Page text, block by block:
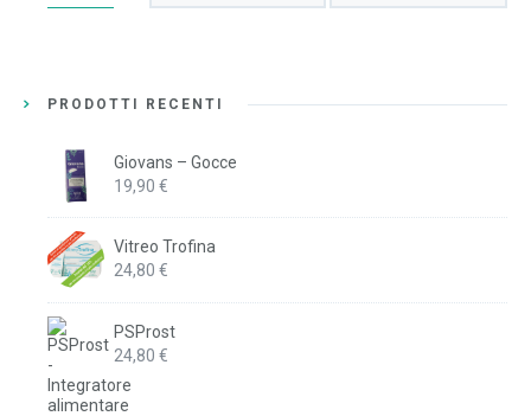
Min
Max
PRODOTTI RECENTI
Giovans – Gocce
19,90 €
Vitreo Trofina
24,80 €
PSProst
24,80 €